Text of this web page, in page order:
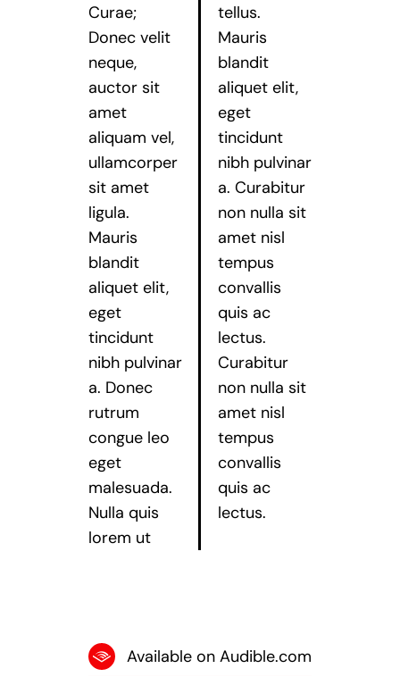
Curae;
Donec velit
neque,
auctor sit
amet
aliquam vel,
ullamcorper
sit amet
ligula.
Mauris
blandit
aliquet elit,
eget
tincidunt
nibh pulvinar
a. Donec
rutrum
congue leo
eget
malesuada.
Nulla quis
lorem ut
tellus.
Mauris
blandit
aliquet elit,
eget
tincidunt
nibh pulvinar
a. Curabitur
non nulla sit
amet nisl
tempus
convallis
quis ac
lectus.
Curabitur
non nulla sit
amet nisl
tempus
convallis
quis ac
lectus.
Available on Audible.com